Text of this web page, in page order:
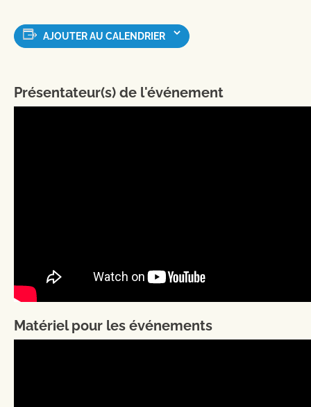
AJOUTER AU CALENDRIER
Présentateur(s) de l'événement
Matériel pour les événements